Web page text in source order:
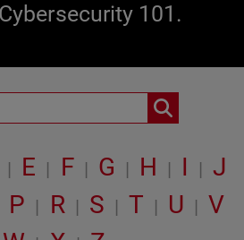
101.
| E | F | G | H | I | J
P | R | S | T | U | V